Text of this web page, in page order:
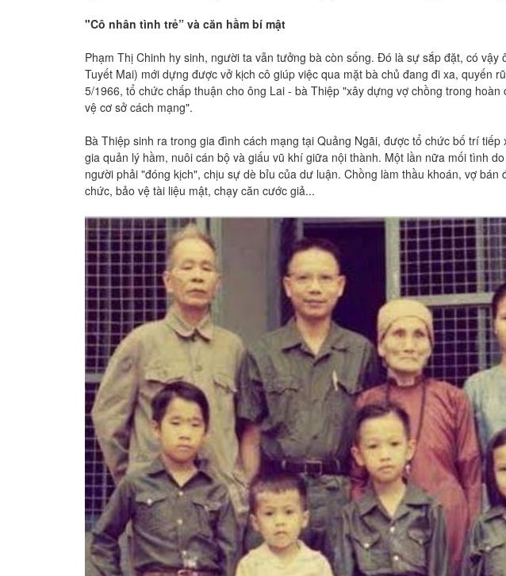
"Cô nhân tình trẻ” và căn hầm bí mật
Phạm Thị Chinh hy sinh, người ta vẫn tưởng bà còn sống. Đó là sự sắp đặt, có
Tuyết Mai) mới dựng được vở kịch cô giúp việc qua mặt bà chủ đang đi xa, quyến
5/1966, tổ chức chấp thuận cho ông Lai - bà Thiệp "xây dựng vợ chồng trong
vệ cơ sở cách mạng".
Bà Thiệp sinh ra trong gia đình cách mạng tại Quảng Ngãi, được tổ chức bố trí
gia quản lý hầm, nuôi cán bộ và giấu vũ khí giữa nội thành. Một lần nữa mối tình
người phải "đóng kịch", chịu sự dè bỉu của dư luận. Chồng làm thầu khoán, vợ
chức, bảo vệ tài liệu mật, chạy căn cước giả...